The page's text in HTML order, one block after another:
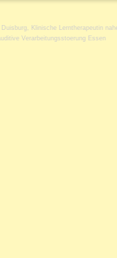
Klinische Lerntherapeutin
Verarbeitungsstoerung Essen